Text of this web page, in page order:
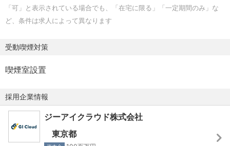
「可」と表示されている場合でも、「在宅に限る」「一定期間のみ」な
ど、条件は求人によって異なります
受動喫煙対策
喫煙室設置
採用企業情報
ジーアイクラウド株式会社
東京都